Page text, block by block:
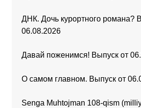
ДНК. Дочь курортного романа?
06.08.2026
Давай поженимся! Выпуск от
О самом главном. Выпуск от
Senga Muhtojman 108-qism